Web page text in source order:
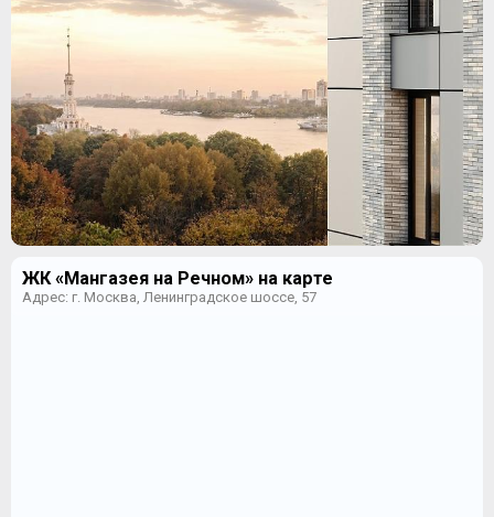
ЖК «Мангазея на Речном» на карте
Адрес: г. Москва, Ленинградское шоссе, 57